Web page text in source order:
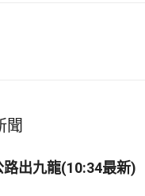
聞
出九龍(10:34最新)